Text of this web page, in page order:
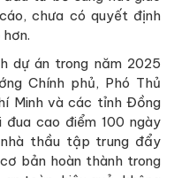
chưa có quyết định
dự án trong năm 2025
Chính phủ, Phó Thủ
Minh và các tỉnh Đồng
cao điểm 100 ngày
thầu tập trung đẩy
bản hoàn thành trong